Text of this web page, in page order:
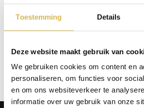
Toestemming Details
Deze website maakt gebruik van
We gebruiken cookies om content en
personaliseren, om functies voor
en om ons websiteverkeer te
informatie over uw gebruik van onze
In
Op verlanglijstje